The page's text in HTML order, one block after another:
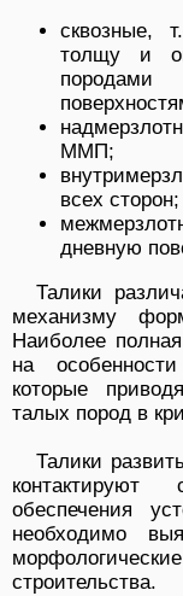
сквозные,
толщу и
ММП;
всех сторон;
дневную
Талики
механизму
Наиболее
на
которые
талых пород в
Талики
обеспечения
необходимо
строительства.